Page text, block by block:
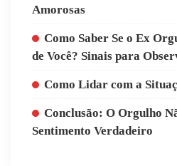
Amorosas
Como Saber Se o Ex
de Você? Sinais para
Como Lidar com a
Conclusão: O Orgulho
Sentimento Verdadeiro